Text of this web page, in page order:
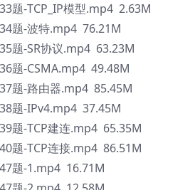
-TCP_IP模型.mp4 2.63M
-波特.mp4 76.21M
-SR协议.mp4 63.23M
-CSMA.mp4 49.48M
-路由器.mp4 85.45M
-IPv4.mp4 37.45M
-TCP建连.mp4 65.35M
-TCP连接.mp4 86.51M
-1.mp4 16.71M